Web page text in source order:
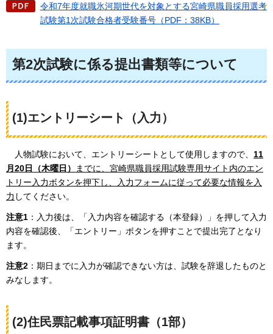
令和7年度就職氷河期世代を対象とする宮崎県職員採用選考
試験第1次試験合格者受験番号（PDF：38KB）
第2次試験に係る提出書類等について
(1)エントリーシート（入力）
人物試験において、エントリーシートとして使用しますので、 11
月20日（木曜日）
までに、宮崎県職員採用試験専用サイト内のエン
トリー入力ボタンを押下し、入力フォームに従って必要な情報を入
力 してください。
注意1 ：入力後は、「入力内容を確認する（本登録）」を押して入力
内容を確認後、「エントリー」ボタンを押すことで提出完了となり
ます。
注意2 ：期日までに入力が確認できない方は、試験を辞退したものと
みなします。
(2)住民票記載事項証明書（1部）